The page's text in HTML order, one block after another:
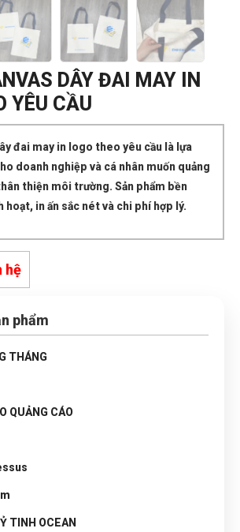
DÂY ĐAI MAY IN
YÊU CẦU
đai may in logo theo yêu cầu là lựa
doanh nghiệp và cá nhân muốn quảng
thiện môi trường. Sản phẩm bền
in ấn sắc nét và chi phí hợp lý.
hệ
phẩm
THÁNG
QUẢNG CÁO
TINH OCEAN